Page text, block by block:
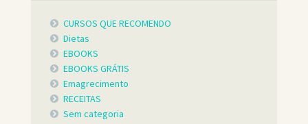
CURSOS QUE RECOMENDO
Dietas
EBOOKS
EBOOKS GRÁTIS
Emagrecimento
RECEITAS
Sem categoria